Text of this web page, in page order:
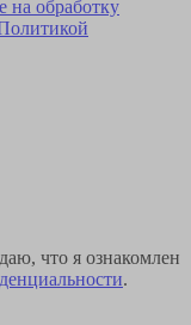
на обработку
что я ознакомлен
.